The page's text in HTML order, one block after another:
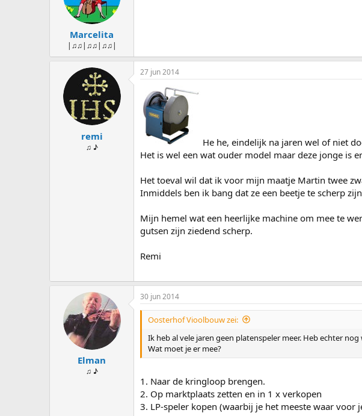
Marcelita
|♫♫|♫♫|♫♫|
remi
♫ ♪
27 jun 2014
He he, eindelijk na jaren wel of niet
Het is wel een wat ouder model maar deze jonge is
Het toeval wil dat ik voor mijn maatje Martin twee
Inmiddels ben ik bang dat ze een beetje te scherp
Mijn hemel wat een heerlijke machine om mee te
gutsen zijn ziedend scherp.
Remi
Elman
♫ ♪
30 jun 2014
Oosterhof Vioolbouw zei:
Ik heb al vele jaren geen platenspeler meer. Heb echter
Wat moet je er mee?
1. Naar de kringloop brengen.
2. Op marktplaats zetten en in 1 x verkopen
3. LP-speler kopen (waarbij je het meeste waar